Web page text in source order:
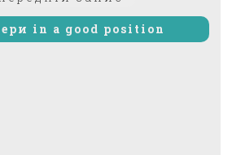
in a good position